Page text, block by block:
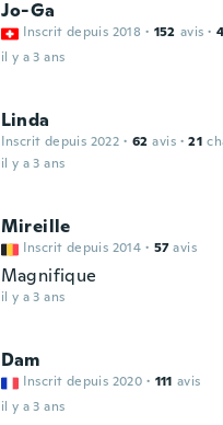
Jo-Ga
Inscrit depuis 2018 · 152 avis ·
il y a 3 ans
Linda
Inscrit depuis 2022 · 62 avis · 21
il y a 3 ans
Mireille
Inscrit depuis 2014 · 57 avis
Magnifique
il y a 3 ans
Dam
Inscrit depuis 2020 · 111 avis
il y a 3 ans